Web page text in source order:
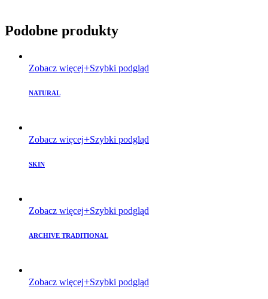
Podobne produkty
Zobacz więcej Szybki podgląd
NATURAL
Zobacz więcej Szybki podgląd
SKIN
Zobacz więcej Szybki podgląd
ARCHIVE TRADITIONAL
Zobacz więcej Szybki podgląd